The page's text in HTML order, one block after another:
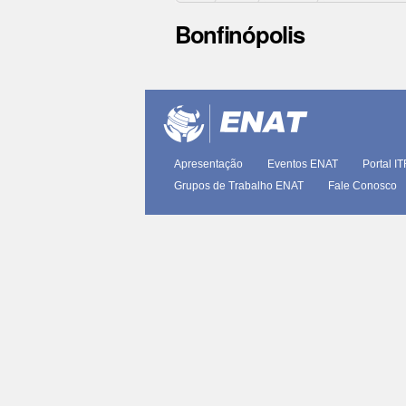
Bonfinópolis
documento
Apresentação Eventos ENAT Portal
Grupos de Trabalho ENAT
Fale Conosco